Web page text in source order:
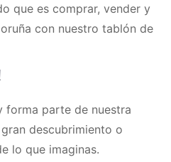
que es comprar, vender y
con nuestro tablón de
forma parte de nuestra
descubrimiento o
lo que imaginas.